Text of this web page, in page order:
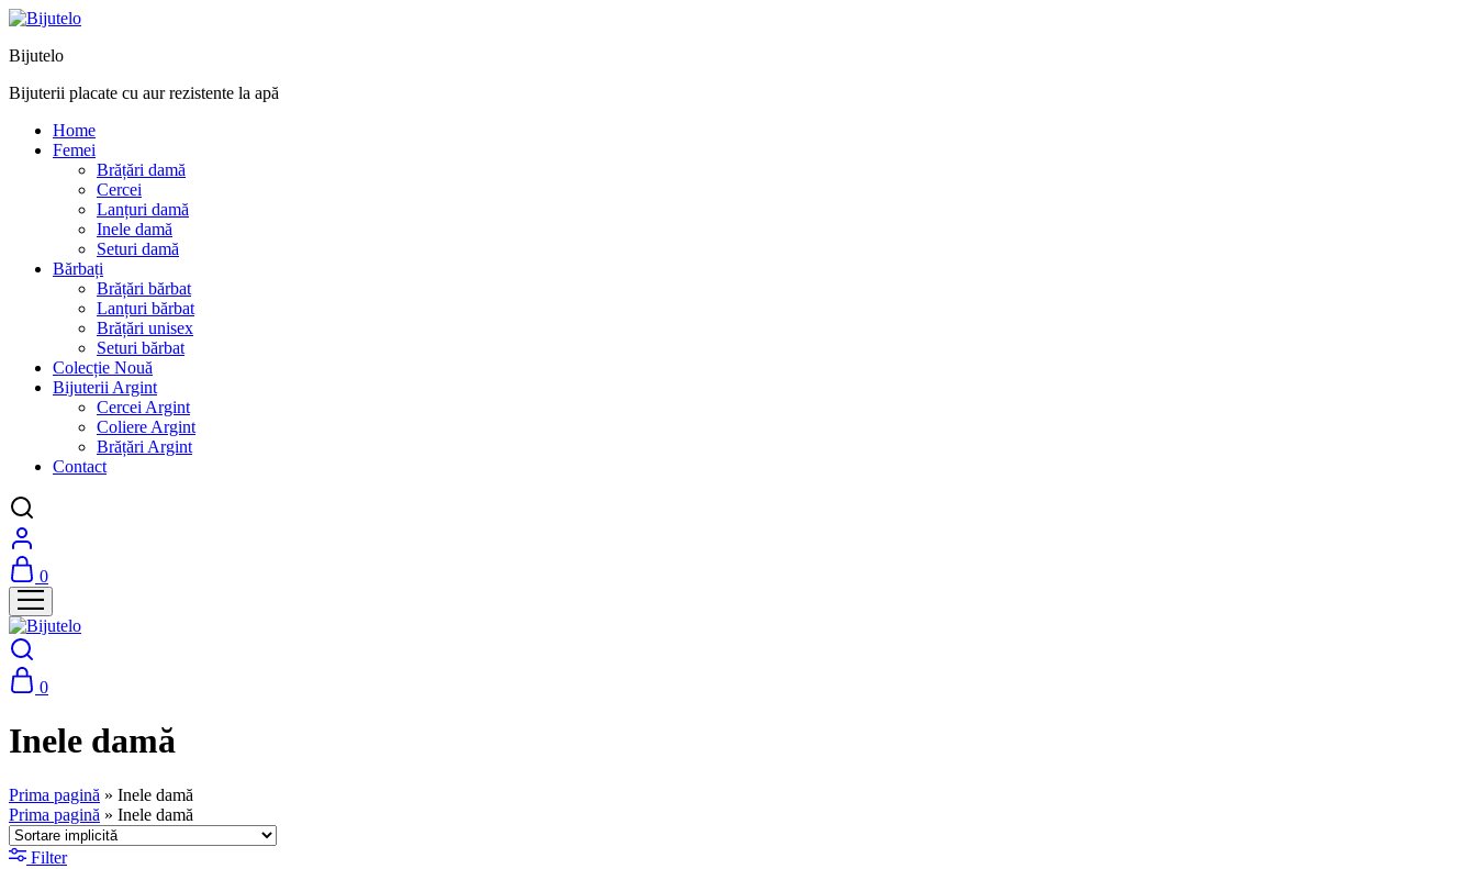
Bijutelo
Bijuterii placate cu aur rezistente la apă
Home
Femei
Brățări damă
Cercei
Lanțuri damă
Inele damă
Seturi damă
Bărbați
Brățări bărbat
Lanțuri bărbat
Brățări unisex
Seturi bărbat
Colecție Nouă
Bijuterii Argint
Cercei Argint
Coliere Argint
Brățări Argint
Contact
0
0
Inele damă
Prima pagină » Inele damă
Prima pagină » Inele damă
Filter